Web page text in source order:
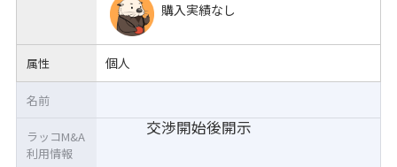
購入実績なし
属性 個人
交渉開始後開示
名前
ラッコM&A
利用情報